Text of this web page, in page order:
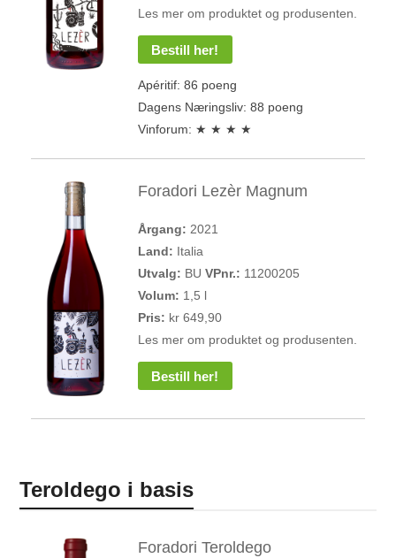
Les mer om produktet og produsenten.
Bestill her!
Apéritif: 86 poeng
Dagens Næringsliv: 88 poeng
Vinforum: ★ ★ ★ ★
Foradori Lezèr Magnum
Årgang: 2021
Land: Italia
Utvalg: BU VPnr.: 11200205
Volum: 1,5 l
Pris: kr 649,90
Les mer om produktet og produsenten.
Bestill her!
Teroldego i basis
Foradori Teroldego